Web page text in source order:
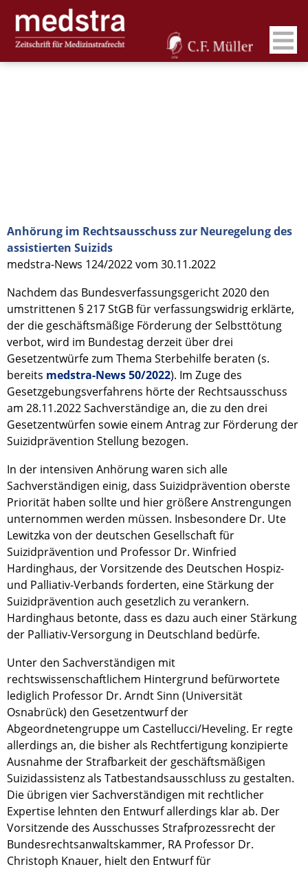
Anhörung im Rechtsausschuss zur Neuregelung des
assistierten Suizids
medstra-News 124/2022 vom 30.11.2022
Nachdem das Bundesverfassungsgericht 2020 den
umstrittenen § 217 StGB für verfassungswidrig erklärte,
der die geschäftsmäßige Förderung der Selbsttötung
verbot, wird im Bundestag derzeit über drei
Gesetzentwürfe zum Thema Sterbehilfe beraten (s.
bereits medstra-News 50/2022). Im Zuge des
Gesetzgebungsverfahrens hörte der Rechtsausschuss
am 28.11.2022 Sachverständige an, die zu den drei
Gesetzentwürfen sowie einem Antrag zur Förderung der
Suizidprävention Stellung bezogen.
In der intensiven Anhörung waren sich alle
Sachverständigen einig, dass Suizidprävention oberste
Priorität haben sollte und hier größere Anstrengungen
unternommen werden müssen. Insbesondere Dr. Ute
Lewitzka von der deutschen Gesellschaft für
Suizidprävention und Professor Dr. Winfried
Hardinghaus, der Vorsitzende des Deutschen Hospiz-
und Palliativ-Verbands forderten, eine Stärkung der
Suizidprävention auch gesetzlich zu verankern.
Hardinghaus betonte, dass es dazu auch einer Stärkung
der Palliativ-Versorgung in Deutschland bedürfe.
Unter den Sachverständigen mit
rechtswissenschaftlichem Hintergrund befürwortete
lediglich Professor Dr. Arndt Sinn (Universität
Osnabrück) den Gesetzentwurf der
Abgeordnetengruppe um Castellucci/Heveling. Er regte
allerdings an, die bisher als Rechtfertigung konzipierte
Ausnahme der Strafbarkeit der geschäftsmäßigen
Suizidassistenz als Tatbestandsausschluss zu gestalten.
Die übrigen vier Sachverständigen mit rechtlicher
Expertise lehnten den Entwurf allerdings klar ab. Der
Vorsitzende des Ausschusses Strafprozessrecht der
Bundesrechtsanwaltskammer, RA Professor Dr.
Christoph Knauer, hielt den Entwurf für